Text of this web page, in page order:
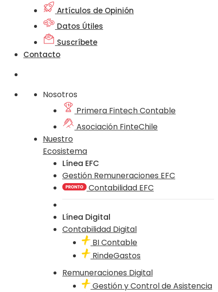
Artículos de Opinión
Datos Útiles
Suscríbete
Contacto
Nosotros
Primera Fintech Contable
Asociación FinteChile
Nuestro
Ecosistema
Línea EFC
Gestión Remuneraciones EFC
Contabilidad EFC
Línea Digital
Contabilidad Digital
BI Contable
RindeGastos
Remuneraciones Digital
Gestión y Control de Asistencia